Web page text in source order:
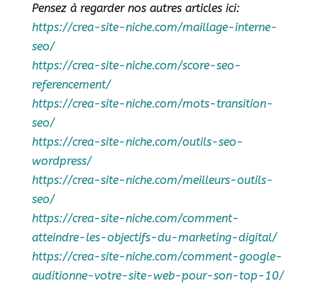
Pensez à regarder nos autres articles ici:
https://crea-site-niche.com/maillage-interne-
seo/
https://crea-site-niche.com/score-seo-
referencement/
https://crea-site-niche.com/mots-transition-
seo/
https://crea-site-niche.com/outils-seo-
wordpress/
https://crea-site-niche.com/meilleurs-outils-
seo/
https://crea-site-niche.com/comment-
atteindre-les-objectifs-du-marketing-digital/
https://crea-site-niche.com/comment-google-
auditionne-votre-site-web-pour-son-top-10/